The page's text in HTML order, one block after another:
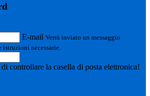
E-mail Verrà inviato un messaggio
necessarie.
controllare la casella di posta elettronica!